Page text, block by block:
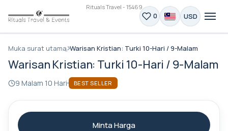
Rituals Travel - 15469
0 USD
Muka surat utama Warisan Kristian: Turki 10-Hari / 9-Malam
Warisan Kristian: Turki 10-Hari / 9-Malam
9 Malam 10 Hari BEST SELLER
Minta Harga